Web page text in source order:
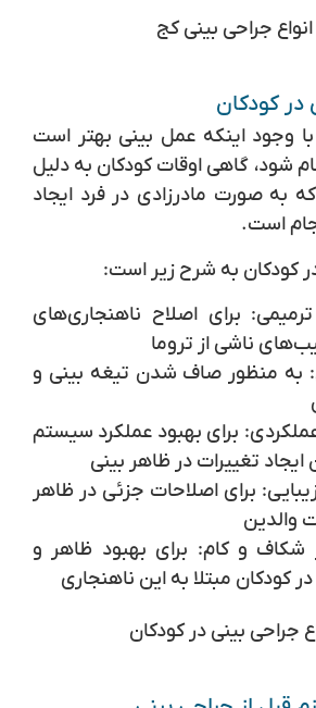
در کودکان
وجود اینکه عمل بینی بهتر است
انجام شود، گاهی اوقات کودکان به دلیل
به صورت مادرزادی در فرد ایجاد
است.
کودکان به شرح زیر است:
برای اصلاح ناهنجاری‌های
ناشی از تروما
به منظور صاف شدن تیغه بینی و
برای بهبود عملکرد سیستم
تغییرات در ظاهر بینی
برای اصلاحات جزئی در ظاهر
والدین
شکاف و کام:برای بهبود ظاهر و
کودکان مبتلا به این ناهنجاری